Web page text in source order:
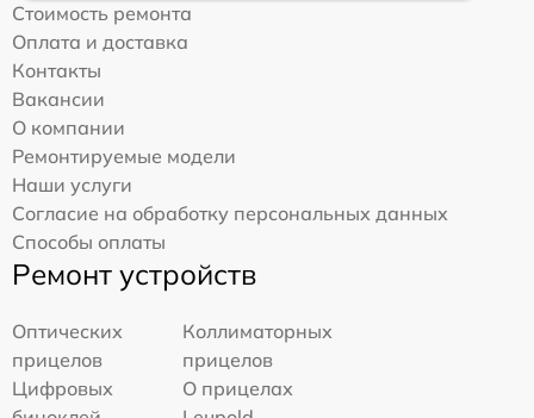
Стоимость ремонта
Оплата и доставка
Контакты
Вакансии
О компании
Ремонтируемые модели
Наши услуги
Согласие на обработку персональных данных
Способы оплаты
Ремонт устройств
Оптических
прицелов
Коллиматорных
прицелов
Цифровых
О прицелах